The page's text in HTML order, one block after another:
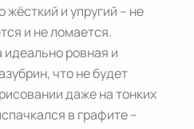
жёсткий и упругий – не
и не ломается.
ровная и
что не будет
даже на тонких
в графите –